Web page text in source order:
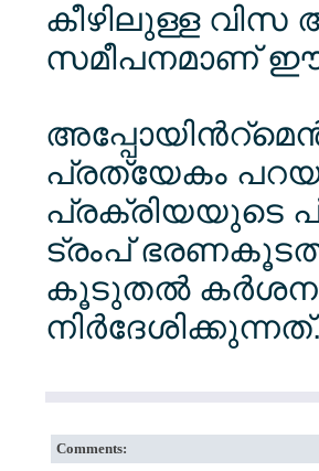
കീഴിലുള്ള
സമീപനമാണ് ഈ
പ്രത്യേകം
പ്രക്രിയയുടെ
ട്രംപ്
കൂടുതല്‍
Comments: